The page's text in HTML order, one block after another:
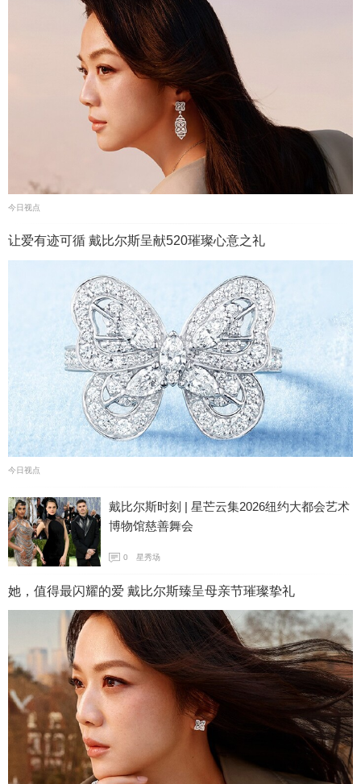
今日视点
让爱有迹可循 戴比尔斯呈献520璀璨心意之礼
今日视点
戴比尔斯时刻 | 星芒云集2026纽约大都会艺术
博物馆慈善舞会
0 星秀场
她，值得最闪耀的爱 戴比尔斯臻呈母亲节璀璨挚礼